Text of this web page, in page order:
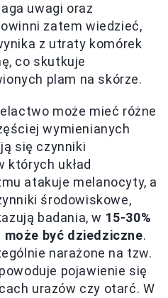
uwagi oraz
zatem wiedzieć,
z utraty komórek
co skutkuje
plam na skórze.
może mieć różne
wymienianych
się czynniki
których układ
atakuje melanocyty, a
środowiskowe,
badania, w 15-30%
być dziedziczne.
narażone na tzw.
pojawienie się
urazów czy otarć. W